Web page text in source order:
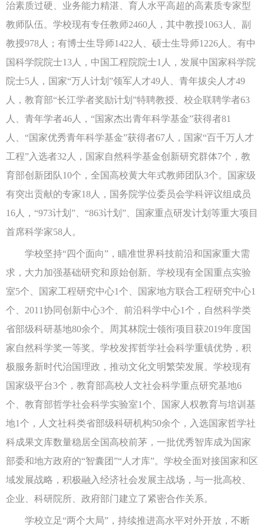
治素质过硬、业务能力精湛、育人水平高超的高素质专家型
教师队伍。学校现有专任教师2460人，其中教授1063人、副
教授978人；有博士生导师1422人、硕士生导师1226人。有中
国科学院院士13人，中国工程院院士1人，发展中国家科学院
院士5人，国家“万人计划”领军人才49人、青年拔尖人才49
人，教育部“长江学者奖励计划”特聘教授、校企联聘学者63
人、青年学者46人，“国家杰出青年科学基金”获得者81
人、“国家优秀青年科学基金”获得者67人，国家“百千万人才
工程”入选者32人，国家自然科学基金创新研究群体7个，教
育部创新团队10个，全国高校黄大年式教师团队3个。国家级
有突出贡献的专家18人，国务院学位委员会学科评议组成员
16人，“973计划”、“863计划”、国家重点研发计划等重大项目
首席科学家58人。
学校坚持“四个面向”，瞄准世界科技前沿和国家重大需
求，大力加强基础研究和原始创新。学校现有全国重点实验
室5个、国家工程研究中心1个、国家地方联合工程研究中心1
个、2011协同创新中心3个、前沿科学中心1个，自然科学类
省部级科研基地80余个。周其林院士领衔项目获2019年度国
家自然科学奖一等奖。学校发挥哲学社会科学重镇优势，积
极服务新时代治国理政，推动文化文明繁荣发展。学校现有
国家级平台3个，教育部高校人文社会科学重点研究基地6
个、教育部哲学社会科学实验室1个、国家人权教育与培训基
地1个，人文社科类省部级科研机构50余个，入选国家哲学社
科成果文库数量稳居全国高校前茅，一批优秀智库成为国家
部委和地方政府的“智囊团”“人才库”。学校全面对接国家和区
域发展战略，积极融入经济社会发展主战场，与一批高校、
企业、科研院所、政府部门建立了紧密合作关系。
学校立足“两个大局”，持续推进高水平对外开放，不断